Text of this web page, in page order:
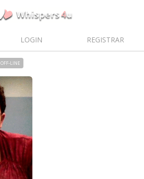
LOGIN REGISTRAR
OFF-LINE